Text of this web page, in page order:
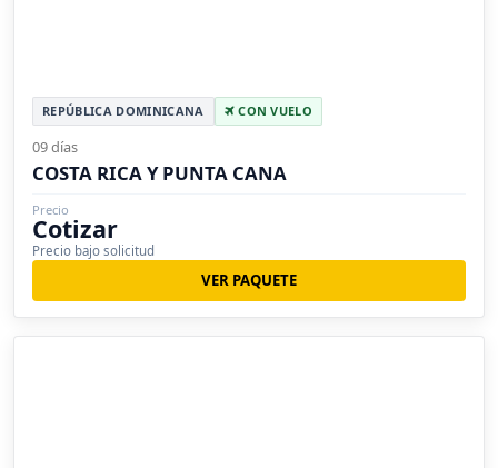
REPÚBLICA DOMINICANA CON VUELO
09 días
COSTA RICA Y PUNTA CANA
Precio
Cotizar
Precio bajo solicitud
VER PAQUETE